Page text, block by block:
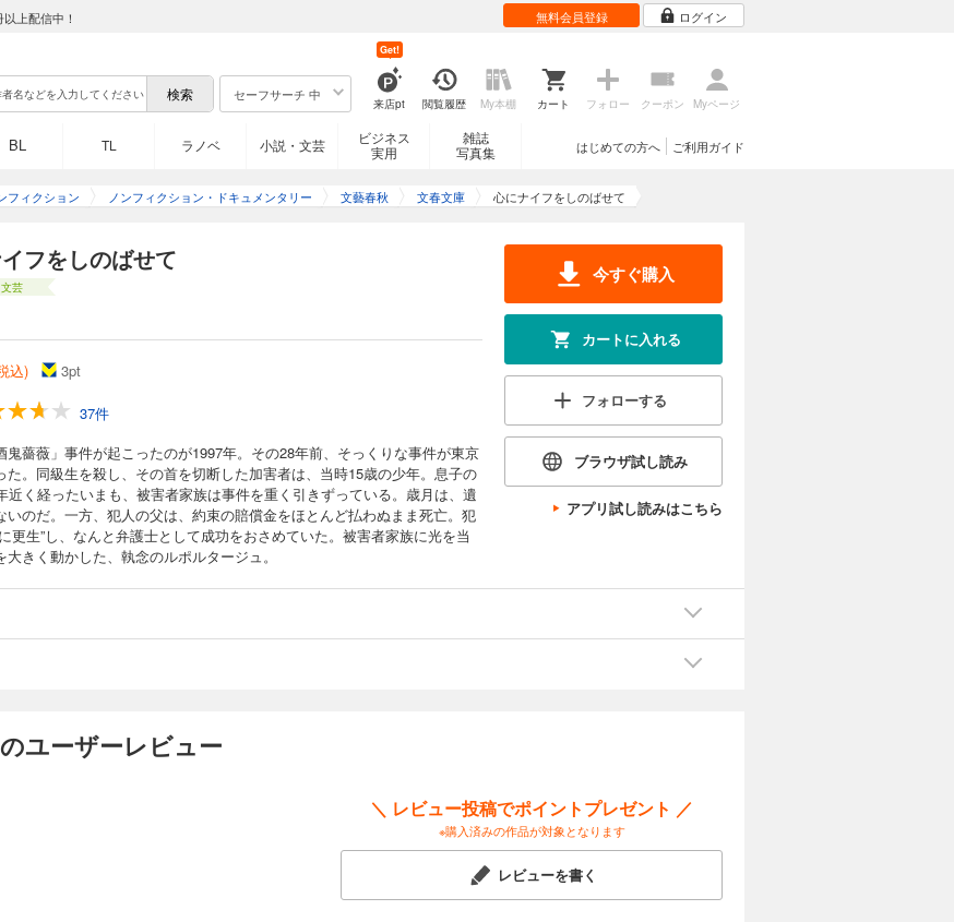
上配信中！ 無料会員登録 ログイン
セーフサーチ 中
来店pt
Get!
閲覧履歴 My本棚 カート フォロー クーポン Myページ
BL TL ラノベ 小説・文芸
ビジネス
実用
雑誌
写真集
ご利用ガイド
はじめての方へ
フィクション ノンフィクション・ドキュメンタリー 文藝春秋 文春文庫 心にナイフをしのばせて
フをしのばせて
芸
込) 3pt
37件
鬼薔薇」事件が起こったのが1997年。その28年前、そっくりな事件が東京
た。同級生を殺し、その首を切断した加害者は、当時15歳の少年。息子の
近く経ったいまも、被害者家族は事件を重く引きずっている。歳月は、遺
いのだ。一方、犯人の父は、約束の賠償金をほとんど払わぬまま死亡。犯
更生”し、なんと弁護士として成功をおさめていた。被害者家族に光を当
大きく動かした、執念のルポルタージュ。
今すぐ購入
カートに入れる
フォローする
ブラウザ試し読み
アプリ試し読みはこちら
ユーザーレビュー
＼ レビュー投稿でポイントプレゼント ／
※購入済みの作品が対象となります
レビューを書く